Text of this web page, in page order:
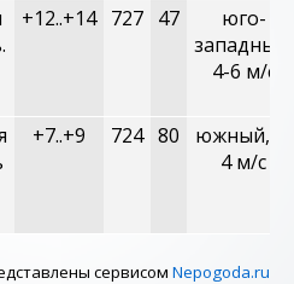
+12..+14 727 47
юго-
западный,
4-6 м/с
+7..+9 724 80
южный, 2-
4 м/с
сервисом Nepogoda.ru